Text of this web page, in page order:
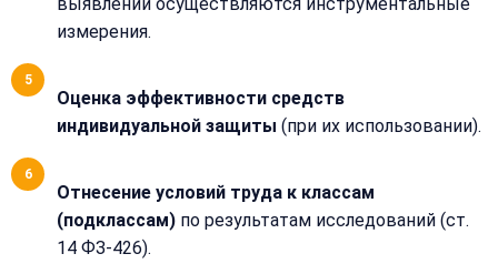
измерения.
Оценка эффективности средств
индивидуальной защиты (при их использовании).
Отнесение условий труда к классам
(подклассам) по результатам исследований (ст.
14 ФЗ-426).
рассчитаем
Имя:
Телефон: